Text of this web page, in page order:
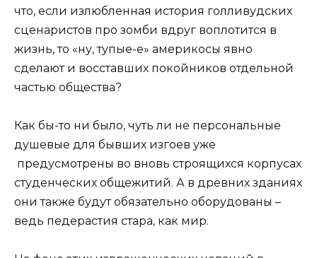
что, если излюбленная история голливудских
сценаристов про зомби вдруг воплотится в
жизнь, то «ну, тупые-е» америкосы явно
сделают и восставших покойников отдельной
частью общества?
Как бы-то ни было, чуть ли не персональные
душевые для бывших изгоев уже
предусмотрены во вновь строящихся корпусах
студенческих общежитий. А в древних зданиях
они также будут обязательно оборудованы –
ведь педерастия стара, как мир.